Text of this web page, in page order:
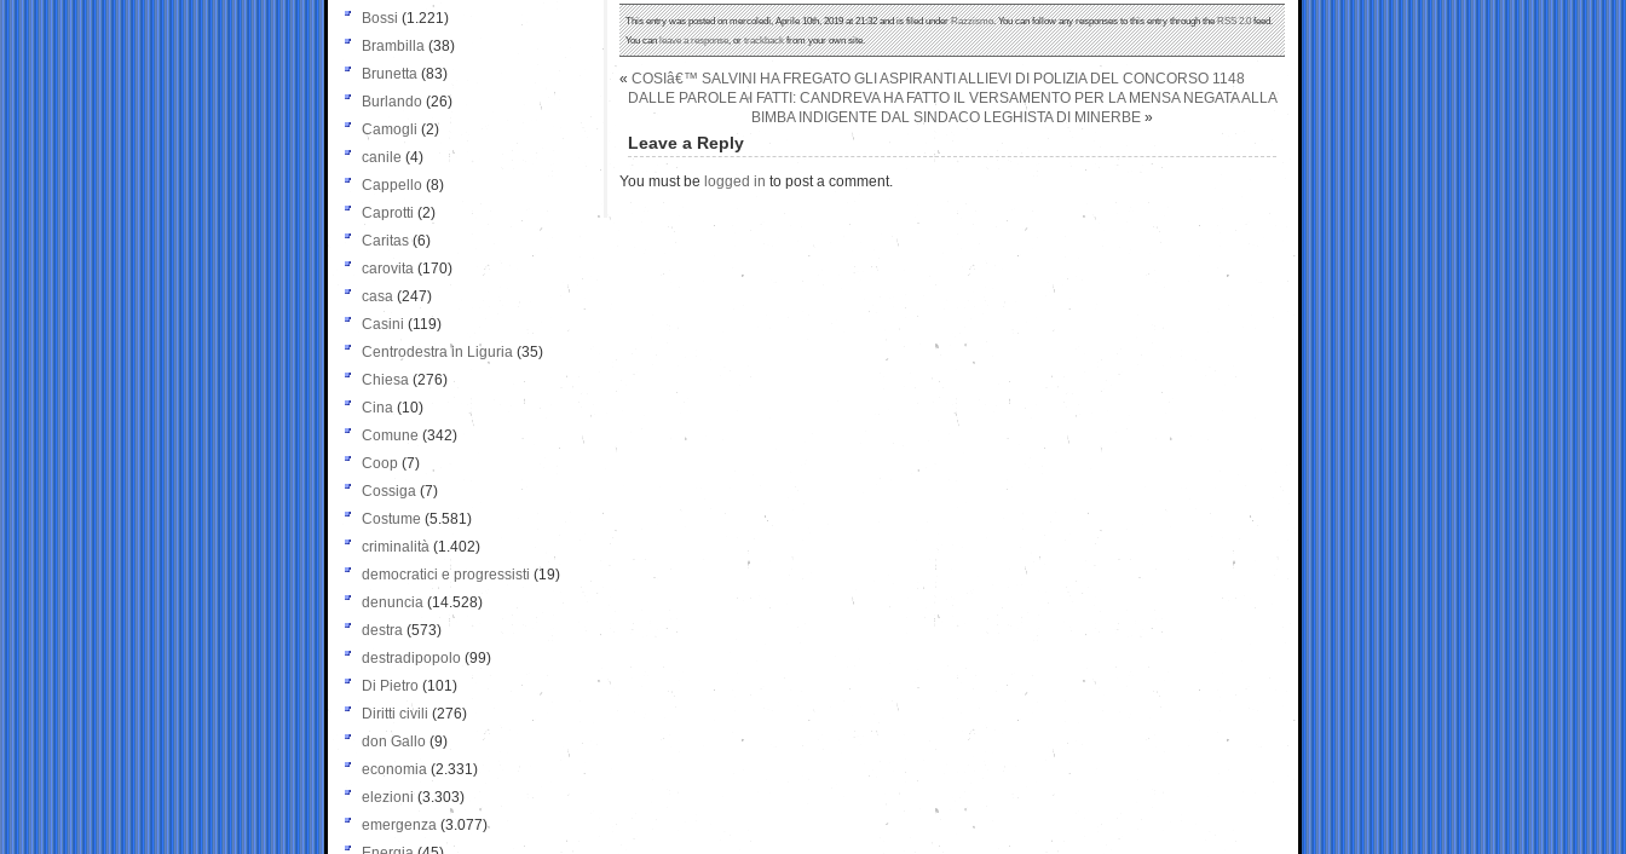
This entry was posted on mercoledì, Aprile 10th, 2019 at 21:32 and is filed underRazzismo. You can follow any responses to this entry through theRSS 2.0feed.
You canleave a response, ortrackbackfrom your own site.
« COSIâ€™ SALVINI HA FREGATO GLI ASPIRANTI ALLIEVI DI POLIZIA DEL CONCORSO 1148
DALLE PAROLE AI FATTI: CANDREVA HA FATTO IL VERSAMENTO PER LA MENSA NEGATA ALLA
BIMBA INDIGENTE DAL SINDACO LEGHISTA DI MINERBE »
Leave a Reply
You must be logged in to post a comment.
Bossi (1.221)
Brambilla (38)
Brunetta (83)
Burlando (26)
Camogli (2)
canile (4)
Cappello (8)
Caprotti (2)
Caritas (6)
carovita (170)
casa (247)
Casini (119)
Centrodestra in Liguria (35)
Chiesa (276)
Cina (10)
Comune (342)
Coop (7)
Cossiga (7)
Costume (5.581)
criminalità (1.402)
democratici e progressisti (19)
denuncia (14.528)
destra (573)
destradipopolo (99)
Di Pietro (101)
Diritti civili (276)
don Gallo (9)
economia (2.331)
elezioni (3.303)
emergenza (3.077)